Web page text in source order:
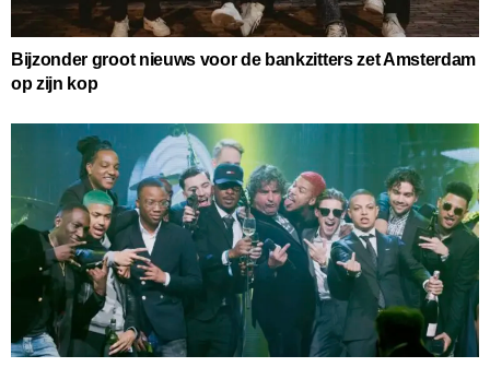
Bijzonder groot nieuws voor de bankzitters zet Amsterdam
op zijn kop